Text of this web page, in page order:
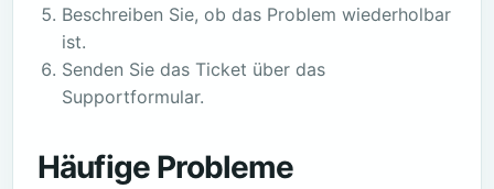
Beschreiben Sie, ob das Problem wiederholbar
ist.
Senden Sie das Ticket über das
Supportformular.
Häufige Probleme